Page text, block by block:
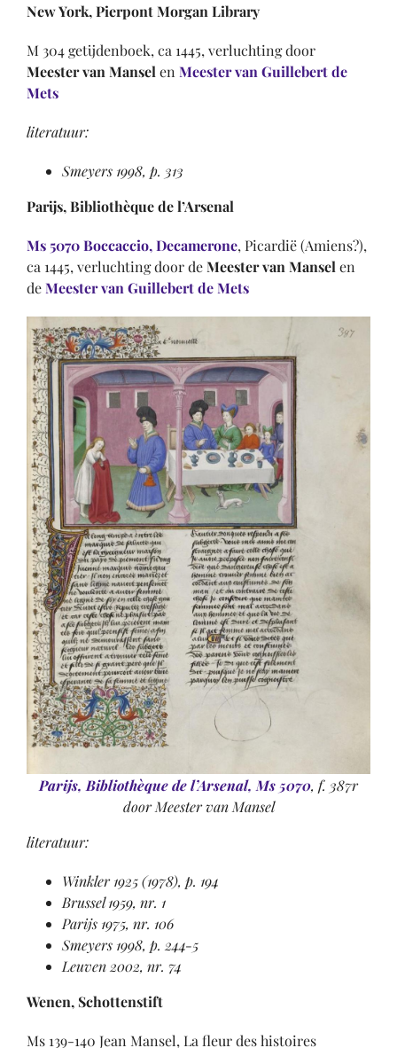
New York, Pierpont Morgan Library
M 304 getijdenboek, ca 1445, verluchting door
Meester van Mansel en Meester van Guillebert de
Mets
literatuur:
Smeyers 1998, p. 313
Parijs, Bibliothèque de l’Arsenal
Ms 5070 Boccaccio, Decamerone, Picardië (Amiens?),
ca 1445, verluchting door deMeester van Mansel en
deMeester van Guillebert de Mets
Parijs, Bibliothèque de l’Arsenal, Ms 5070, f. 387r
door Meester van Mansel
literatuur:
Winkler 1925 (1978), p. 194
Brussel 1959, nr. 1
Parijs 1975, nr. 106
Smeyers 1998, p. 244-5
Leuven 2002, nr. 74
Wenen, Schottenstift
Ms 139-140 Jean Mansel, La fleur des histoires